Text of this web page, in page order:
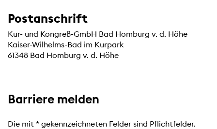
Postanschrift
Kur- und Kongreß-GmbH Bad Homburg v. d. Höhe
Kaiser-Wilhelms-Bad im Kurpark
61348 Bad Homburg v. d. Höhe
Barriere melden
Die mit * gekennzeichneten Felder sind Pflichtfelder.